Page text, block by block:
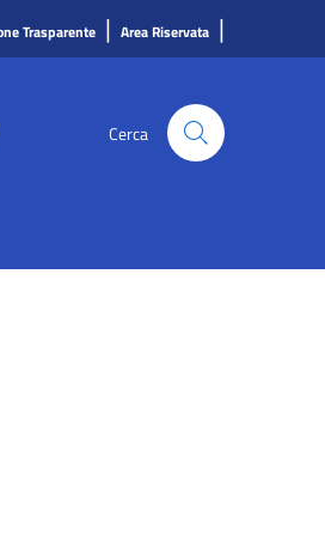
Trasparente | Area Riservata |
Cerca